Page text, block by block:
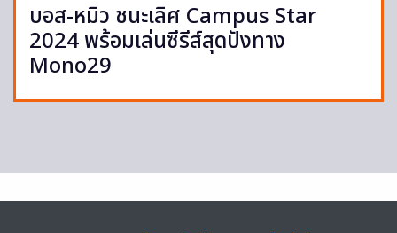
บอส-หมิว ชนะเลิศ Campus Star
2024 พร้อมเล่นซีรีส์สุดปังทาง
Mono29